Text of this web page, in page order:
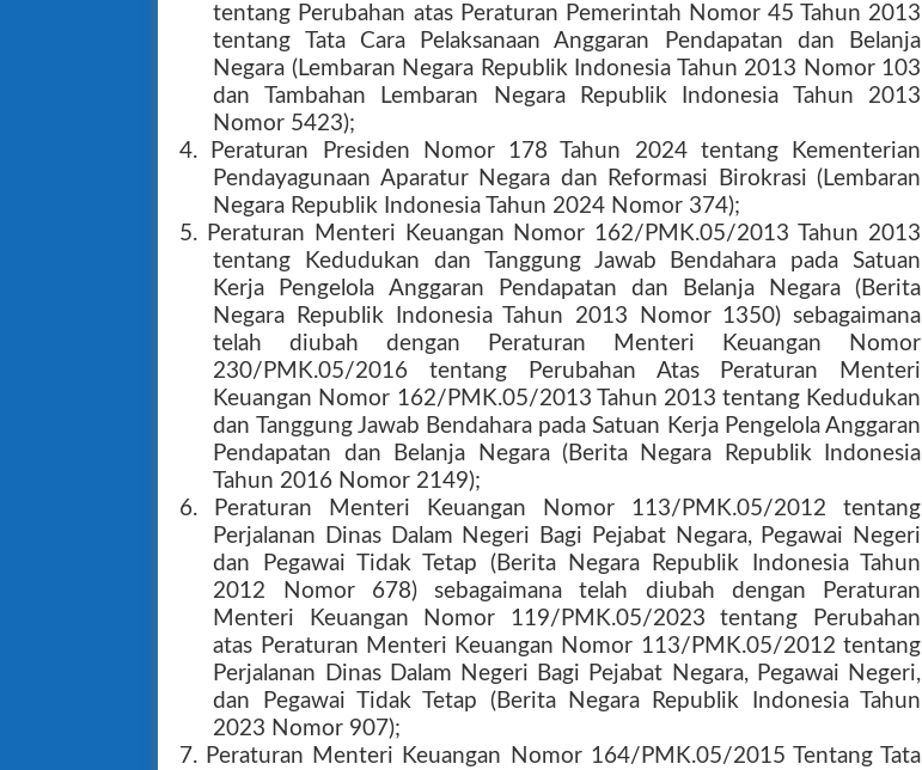
tentang Perubahan atas Peraturan Pemerintah Nomor 45 Tahun 2013
tentang Tata Cara Pelaksanaan Anggaran Pendapatan dan Belanja
Negara (Lembaran Negara Republik Indonesia Tahun 2013 Nomor 103
dan Tambahan Lembaran Negara Republik Indonesia Tahun 2013
Nomor 5423);
4. Peraturan Presiden Nomor 178 Tahun 2024 tentang Kementerian
Pendayagunaan Aparatur Negara dan Reformasi Birokrasi (Lembaran
Negara Republik Indonesia Tahun 2024 Nomor 374);
5. Peraturan Menteri Keuangan Nomor 162/PMK.05/2013 Tahun 2013
tentang Kedudukan dan Tanggung Jawab Bendahara pada Satuan
Kerja Pengelola Anggaran Pendapatan dan Belanja Negara (Berita
Negara Republik Indonesia Tahun 2013 Nomor 1350) sebagaimana
telah diubah dengan Peraturan Menteri Keuangan Nomor
230/PMK.05/2016 tentang Perubahan Atas Peraturan Menteri
Keuangan Nomor 162/PMK.05/2013 Tahun 2013 tentang Kedudukan
dan Tanggung Jawab Bendahara pada Satuan Kerja Pengelola Anggaran
Pendapatan dan Belanja Negara (Berita Negara Republik Indonesia
Tahun 2016 Nomor 2149);
6. Peraturan Menteri Keuangan Nomor 113/PMK.05/2012 tentang
Perjalanan Dinas Dalam Negeri Bagi Pejabat Negara, Pegawai Negeri
dan Pegawai Tidak Tetap (Berita Negara Republik Indonesia Tahun
2012 Nomor 678) sebagaimana telah diubah dengan Peraturan
Menteri Keuangan Nomor 119/PMK.05/2023 tentang Perubahan
atas Peraturan Menteri Keuangan Nomor 113/PMK.05/2012 tentang
Perjalanan Dinas Dalam Negeri Bagi Pejabat Negara, Pegawai Negeri,
dan Pegawai Tidak Tetap (Berita Negara Republik Indonesia Tahun
2023 Nomor 907);
7. Peraturan Menteri Keuangan Nomor 164/PMK.05/2015 Tentang Tata